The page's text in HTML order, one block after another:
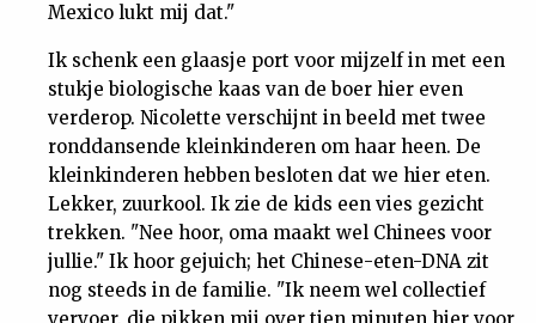
Mexico lukt mij dat."
Ik schenk een glaasje port voor mijzelf in met een
stukje biologische kaas van de boer hier even
verderop. Nicolette verschijnt in beeld met twee
ronddansende kleinkinderen om haar heen. De
kleinkinderen hebben besloten dat we hier eten.
Lekker, zuurkool. Ik zie de kids een vies gezicht
trekken. "Nee hoor, oma maakt wel Chinees voor
jullie." Ik hoor gejuich; het Chinese-eten-DNA zit
nog steeds in de familie. "Ik neem wel collectief